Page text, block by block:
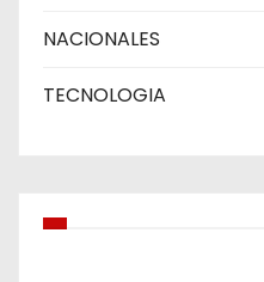
NACIONALES
TECNOLOGIA